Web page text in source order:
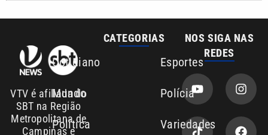
VTV é afiliada do
SBT na Região
Metropolitana de
Campinas e
Baixada Santista.
Esportes
Mundo Polícia
Política Variedades